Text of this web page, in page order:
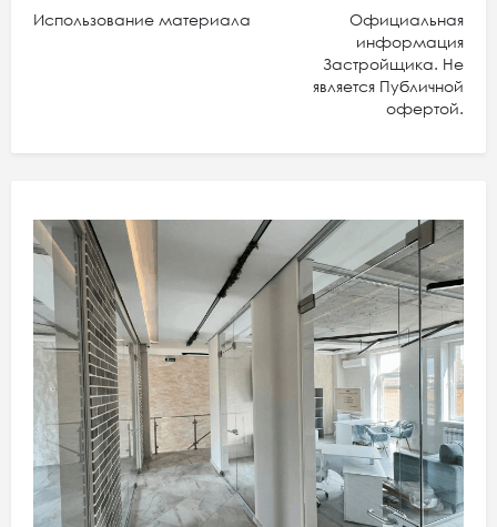
Использование материала
Официальная
информация
Застройщика. Не
является Публичной
офертой.